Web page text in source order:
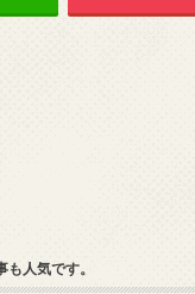
も人気です。